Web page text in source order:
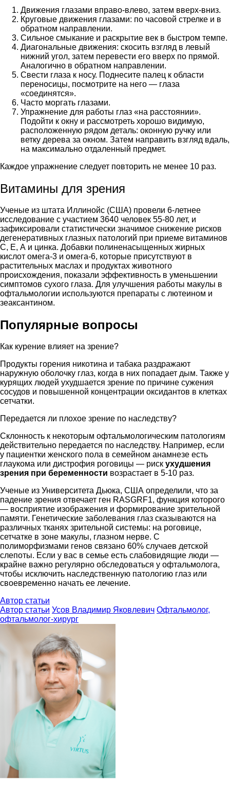
Движения глазами вправо-влево, затем вверх-вниз.
Круговые движения глазами: по часовой стрелке и в
обратном направлении.
Сильное смыкание и раскрытие век в быстром темпе.
Диагональные движения: скосить взгляд в левый
нижний угол, затем перевести его вверх по прямой.
Аналогично в обратном направлении.
Свести глаза к носу. Поднесите палец к области
переносицы, посмотрите на него — глаза
«соединятся».
Часто моргать глазами.
Упражнение для работы глаз «на расстоянии».
Подойти к окну и рассмотреть хорошо видимую,
расположенную рядом деталь: оконную ручку или
ветку дерева за окном. Затем направить взгляд вдаль,
на максимально отдаленный предмет.
Каждое упражнение следует повторить не менее 10 раз.
Витамины для зрения
Ученые из штата Иллинойс (США) провели 6-летнее
исследование с участием 3640 человек 55-80 лет, и
зафиксировали статистически значимое снижение рисков
дегенеративных глазных патологий при приеме витаминов
С, Е, А и цинка. Добавки полиненасыщенных жирных
кислот омега-3 и омега-6, которые присутствуют в
растительных маслах и продуктах животного
происхождения, показали эффективность в уменьшении
симптомов сухого глаза. Для улучшения работы макулы в
офтальмологии используются препараты с лютеином и
зеаксантином.
Популярные вопросы
Как курение влияет на зрение?
Продукты горения никотина и табака раздражают
наружную оболочку глаз, когда в них попадает дым. Также у
курящих людей ухудшается зрение по причине сужения
сосудов и повышенной концентрации оксидантов в клетках
сетчатки.
Передается ли плохое зрение по наследству?
Склонность к некоторым офтальмологическим патологиям
действительно передается по наследству. Например, если
у пациентки женского пола в семейном анамнезе есть
глаукома или дистрофия роговицы — риск ухудшения
зрения при беременности возрастает в 5-10 раз.
Ученые из Университета Дьюка, США определили, что за
падение зрения отвечает ген RASGRF1, функция которого
— восприятие изображения и формирование зрительной
памяти. Генетические заболевания глаз сказываются на
различных тканях зрительной системы: на роговице,
сетчатке в зоне макулы, глазном нерве. С
полиморфизмами генов связано 60% случаев детской
слепоты. Если у вас в семье есть слабовидящие люди —
крайне важно регулярно обследоваться у офтальмолога,
чтобы исключить наследственную патологию глаз или
своевременно начать ее лечение.
Автор статьи
Автор статьи Усов Владимир Яковлевич Офтальмолог,
офтальмолог-хирург